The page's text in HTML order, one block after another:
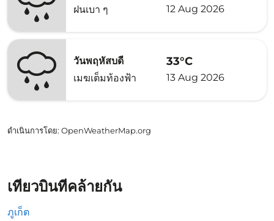
ฝนเบา ๆ
12 Aug 2026
วันพฤหัสบดี
เมฆเต็มท้องฟ้า
33°C
13 Aug 2026
ดำเนินการโดย: OpenWeatherMap.org
เที่ยวบินที่คล้ายกัน
ภูเก็ต